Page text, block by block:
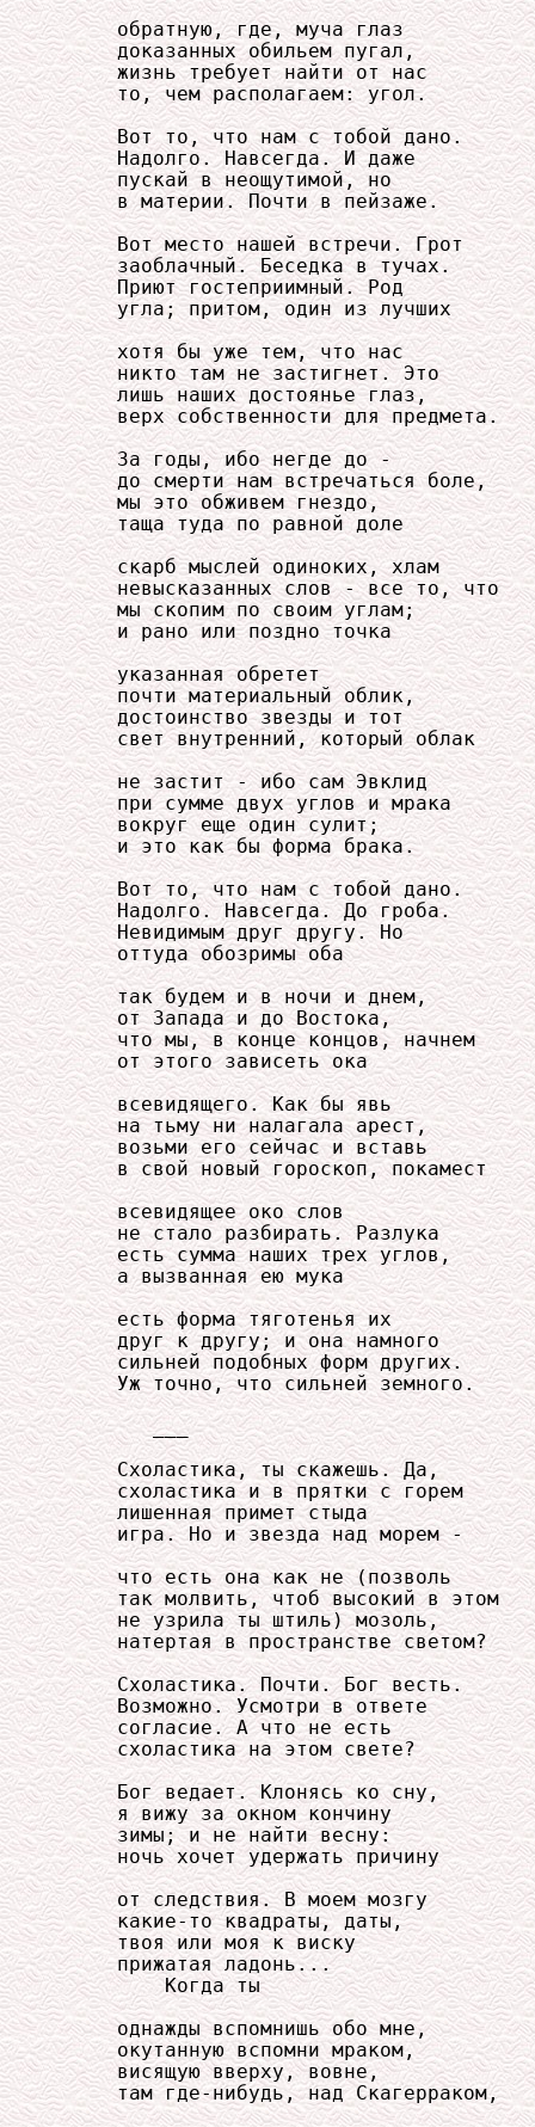
     обратную, где, муча глаз
     доказанных обильем пугал,
     жизнь требует найти от нас
     то, чем располагаем: угол.
     Вот то, что нам с тобой дано.
     Надолго. Навсегда. И даже
     пускай в неощутимой, но
     в материи. Почти в пейзаже.
     Вот место нашей встречи. Грот
     заоблачный. Беседка в тучах.
     Приют гостеприимный. Род
     угла; притом, один из лучших
     хотя бы уже тем, что нас
     никто там не застигнет. Это
     лишь наших достоянье глаз,
     верх собственности для предмета.
     За годы, ибо негде до -
     до смерти нам встречаться боле,
     мы это обживем гнездо,
     таща туда по равной доле
     скарб мыслей одиноких, хлам
     невысказанных слов - все то, что
     мы скопим по своим углам;
     и рано или поздно точка
     указанная обретет
     почти материальный облик,
     достоинство звезды и тот
     свет внутренний, который облак
     не застит - ибо сам Эвклид
     при сумме двух углов и мрака
     вокруг еще один сулит;
     и это как бы форма брака.
     Вот то, что нам с тобой дано.
     Надолго. Навсегда. До гроба.
     Невидимым друг другу. Но
     оттуда обозримы оба
     так будем и в ночи и днем,
     от Запада и до Востока,
     что мы, в конце концов, начнем
     от этого зависеть ока
     всевидящего. Как бы явь
     на тьму ни налагала арест,
     возьми его сейчас и вставь
     в свой новый гороскоп, покамест
     всевидящее око слов
     не стало разбирать. Разлука
     есть сумма наших трех углов,
     а вызванная ею мука
     есть форма тяготенья их
     друг к другу; и она намного
     сильней подобных форм других.
     Уж точно, что сильней земного.
        ___
     Схоластика, ты скажешь. Да,
     схоластика и в прятки с горем
     лишенная примет стыда
     игра. Но и звезда над морем -
     что есть она как не (позволь
     так молвить, чтоб высокий в этом
     не узрила ты штиль) мозоль,
     натертая в пространстве светом?
     Схоластика. Почти. Бог весть.
     Возможно. Усмотри в ответе
     согласие. А что не есть
     схоластика на этом свете?
     Бог ведает. Клонясь ко сну,
     я вижу за окном кончину
     зимы; и не найти весну:
     ночь хочет удержать причину
     от следствия. В моем мозгу
     какие-то квадраты, даты,
     твоя или моя к виску
     прижатая ладонь...
         Когда ты
     однажды вспомнишь обо мне,
     окутанную вспомни мраком,
     висящую вверху, вовне,
     там где-нибудь, над Скагерраком,